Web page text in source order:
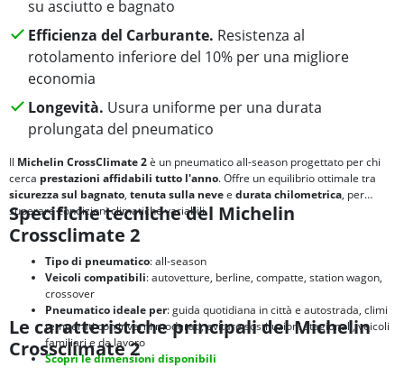
su asciutto e bagnato
Efficienza del Carburante. Resistenza al
rotolamento inferiore del 10% per una migliore
economia
Longevità. Usura uniforme per una durata
prolungata del pneumatico
Il Michelin CrossClimate 2è un pneumatico all-season progettato per chi
cerca prestazioni affidabili tutto l'anno. Offre un equilibrio ottimale tra
sicurezza sul bagnato, tenuta sulla nevee durata chilometrica, per
superare condizioni climatiche variabili.
Specifiche tecniche del Michelin
Crossclimate 2
Tipo di pneumatico: all-season
Veicoli compatibili: autovetture, berline, compatte, station wagon,
crossover
Pneumatico ideale per: guida quotidiana in città e autostrada, climi
temperati con inverni moderati, evitare sostituzioni stagionali, veicoli
familiari e da lavoro
Scopri le dimensioni disponibili
Le caratteristiche principali del Michelin
Crossclimate 2